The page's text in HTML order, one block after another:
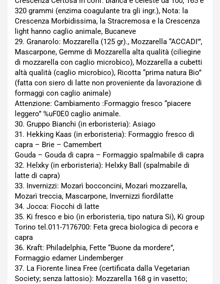
320 grammi (enzima coagulante tra gli ingr.), Nota: la
Crescenza Morbidissima, la Stracremosa e la Crescenza
light hanno caglio animale, Bucaneve
29. Granarolo: Mozzarella (125 gr)., Mozzarella “ACCADI'”,
Mascarpone, Gemme di Mozzarella alta qualità (ciliegine
di mozzarella con caglio microbico), Mozzarella a cubetti
altà qualità (caglio microbico), Ricotta “prima natura Bio”
(fatta con siero di latte non proveniente da lavorazione di
formaggi con caglio animale)
Attenzione: Cambiamento :Formaggio fresco “piacere
leggero” %uF0E0 caglio animale.
30. Gruppo Bianchi (in erboristeria): Asiago
31. Hekking Kaas (in erboristeria): Formaggio fresco di
capra – Brie – Camembert
Gouda – Gouda di capra – Formaggio spalmabile di capra
32. Helxky (in erboristeria): Helxky Ball (spalmabile di
latte di capra)
33. Invernizzi: Mozarì bocconcini, Mozarì mozzarella,
Mozarì treccia, Mascarpone, Invernizzi fiordilatte
34. Jocca: Fiocchi di latte
35. Ki fresco e bio (in erboristeria, tipo natura Si), Ki group
Torino tel.011-7176700: Feta greca biologica di pecora e
capra
36. Kraft: Philadelphia, Fette “Buone da mordere”,
Formaggio edamer Lindemberger
37. La Fiorente linea Free (certificata dalla Vegetarian
Society; senza lattosio): Mozzarella 168 g in vasetto;